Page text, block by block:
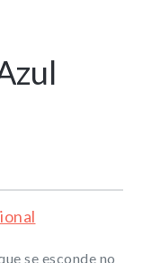
se esconde no